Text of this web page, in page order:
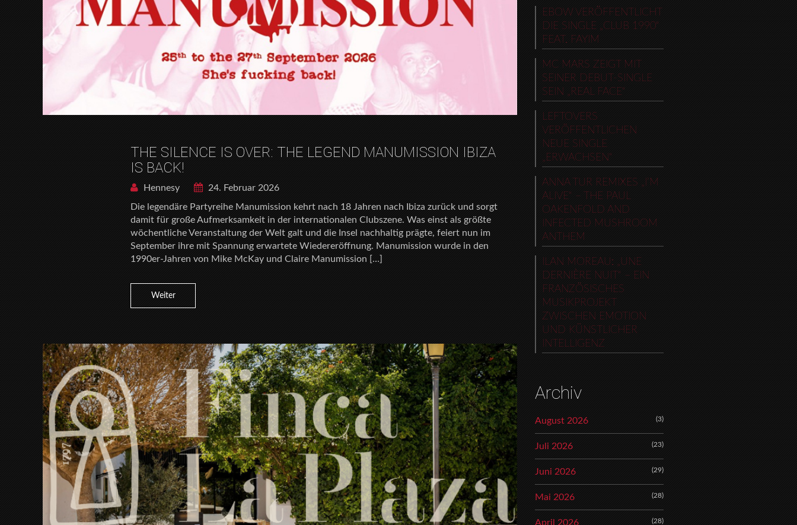
THE SILENCE IS OVER: THE LEGEND MANUMISSION IBIZA
IS BACK!
Hennesy
24. Februar 2026
Die legendäre Partyreihe Manumission kehrt nach 18 Jahren nach Ibiza zurück und sorgt
damit für große Aufmerksamkeit in der internationalen Clubszene. Was einst als größte
wöchentliche Veranstaltung der Welt galt und die Insel nachhaltig prägte, feiert nun im
September ihre mit Spannung erwartete Wiedereröffnung. Manumission wurde in den
1990er-Jahren von Mike McKay und Claire Manumission […]
Weiter
EBOW VERÖFFENTLICHT
DIE SINGLE „CLUB 1990“
FEAT. FAYIM
MC MARS ZEIGT MIT
SEINER DEBUT-SINGLE
SEIN „REAL FACE“
LEFTOVERS
VERÖFFENTLICHEN
NEUE SINGLE
„ERWACHSEN“
ANNA TUR REMIXES „I’M
ALIVE“ – THE PAUL
OAKENFOLD AND
INFECTED MUSHROOM
ANTHEM
ILAN MOREAU: „UNE
DERNIÈRE NUIT“ – EIN
FRANZÖSISCHES
MUSIKPROJEKT
ZWISCHEN EMOTION
UND KÜNSTLICHER
INTELLIGENZ
Archiv
August 2026 (3)
Juli 2026 (23)
Juni 2026 (29)
Mai 2026 (28)
April 2026 (28)